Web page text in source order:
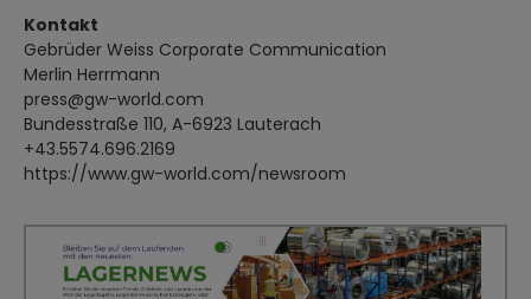
Kontakt
Gebrüder Weiss Corporate Communication
Merlin Herrmann
press@gw-world.com
Bundesstraße 110, A-6923 Lauterach
+43.5574.696.2169
https://www.gw-world.com/newsroom